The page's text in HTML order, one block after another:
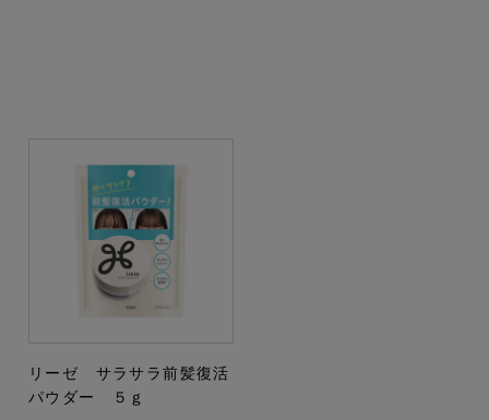
リーゼ サラサラ前髪復活
パウダー ５ｇ